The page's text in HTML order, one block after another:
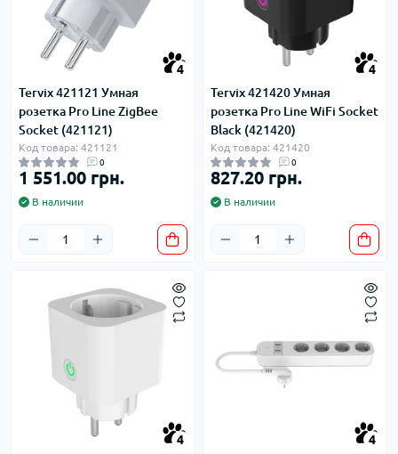
4
Tervix 421121 Умная
розетка Pro Line ZigBee
Socket (421121)
Код товара: 421121
0
1 551.00 грн.
В наличии
4
Tervix 421420 Умная
розетка Pro Line WiFi Socket
Black (421420)
Код товара: 421420
0
827.20 грн.
В наличии
4
4